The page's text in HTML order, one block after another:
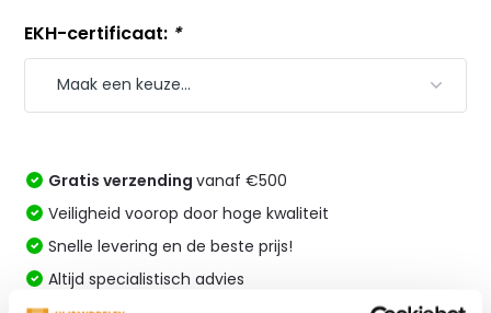
EKH-certificaat: *
Gratis verzendingvanaf €500
Veiligheid voorop door hoge kwaliteit
Snelle levering en de beste prijs!
Altijd specialistisch advies